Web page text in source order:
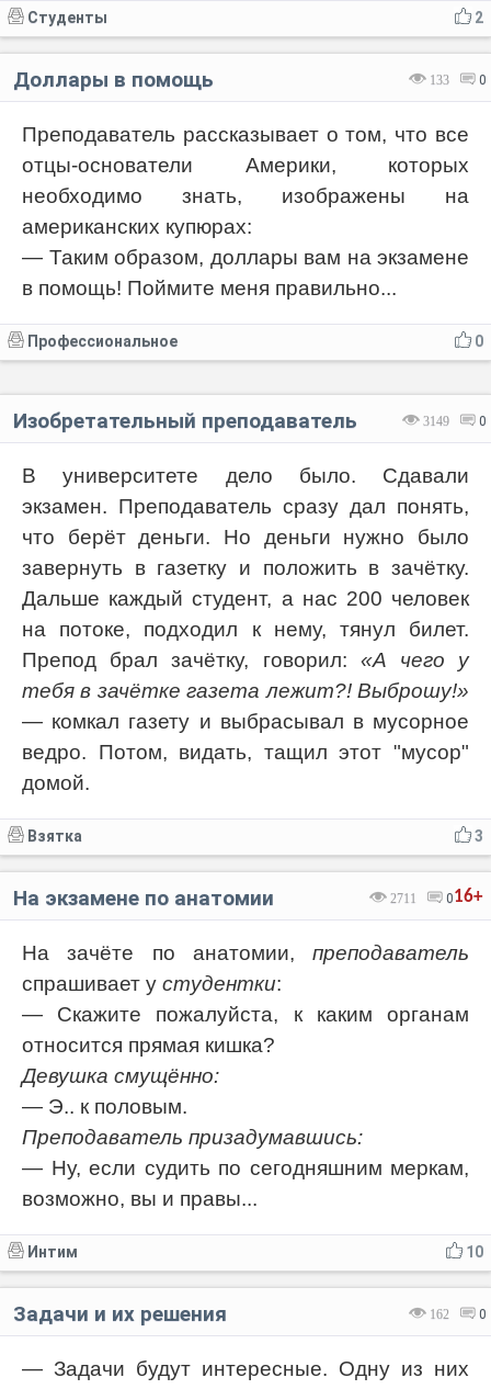
2
Студенты
133 0
Доллары в помощь
Преподаватель рассказывает о том, что все
отцы-основатели Америки, которых
необходимо знать, изображены на
американских купюрах:
— Таким образом, доллары вам на экзамене
в помощь! Поймите меня правильно...
0
Профессиональное
3149 0
Изобретательный преподаватель
В университете дело было. Сдавали
экзамен. Преподаватель сразу дал понять,
что берёт деньги. Но деньги нужно было
завернуть в газетку и положить в зачётку.
Дальше каждый студент, а нас 200 человек
на потоке, подходил к нему, тянул билет.
Препод брал зачётку, говорил: «А чего у
тебя в зачётке газета лежит?! Выброшу!»
— комкал газету и выбрасывал в мусорное
ведро. Потом, видать, тащил этот "мусор"
домой.
3
Взятка
16+
2711 0
На экзамене по анатомии
На зачёте по анатомии, преподаватель
спрашивает у студентки:
— Скажите пожалуйста, к каким органам
относится прямая кишка?
Девушка смущённо:
— Э.. к половым.
Преподаватель призадумавшись:
— Ну, если судить по сегодняшним меркам,
возможно, вы и правы...
10
Интим
162 0
Задачи и их решения
— Задачи будут интересные. Одну из них